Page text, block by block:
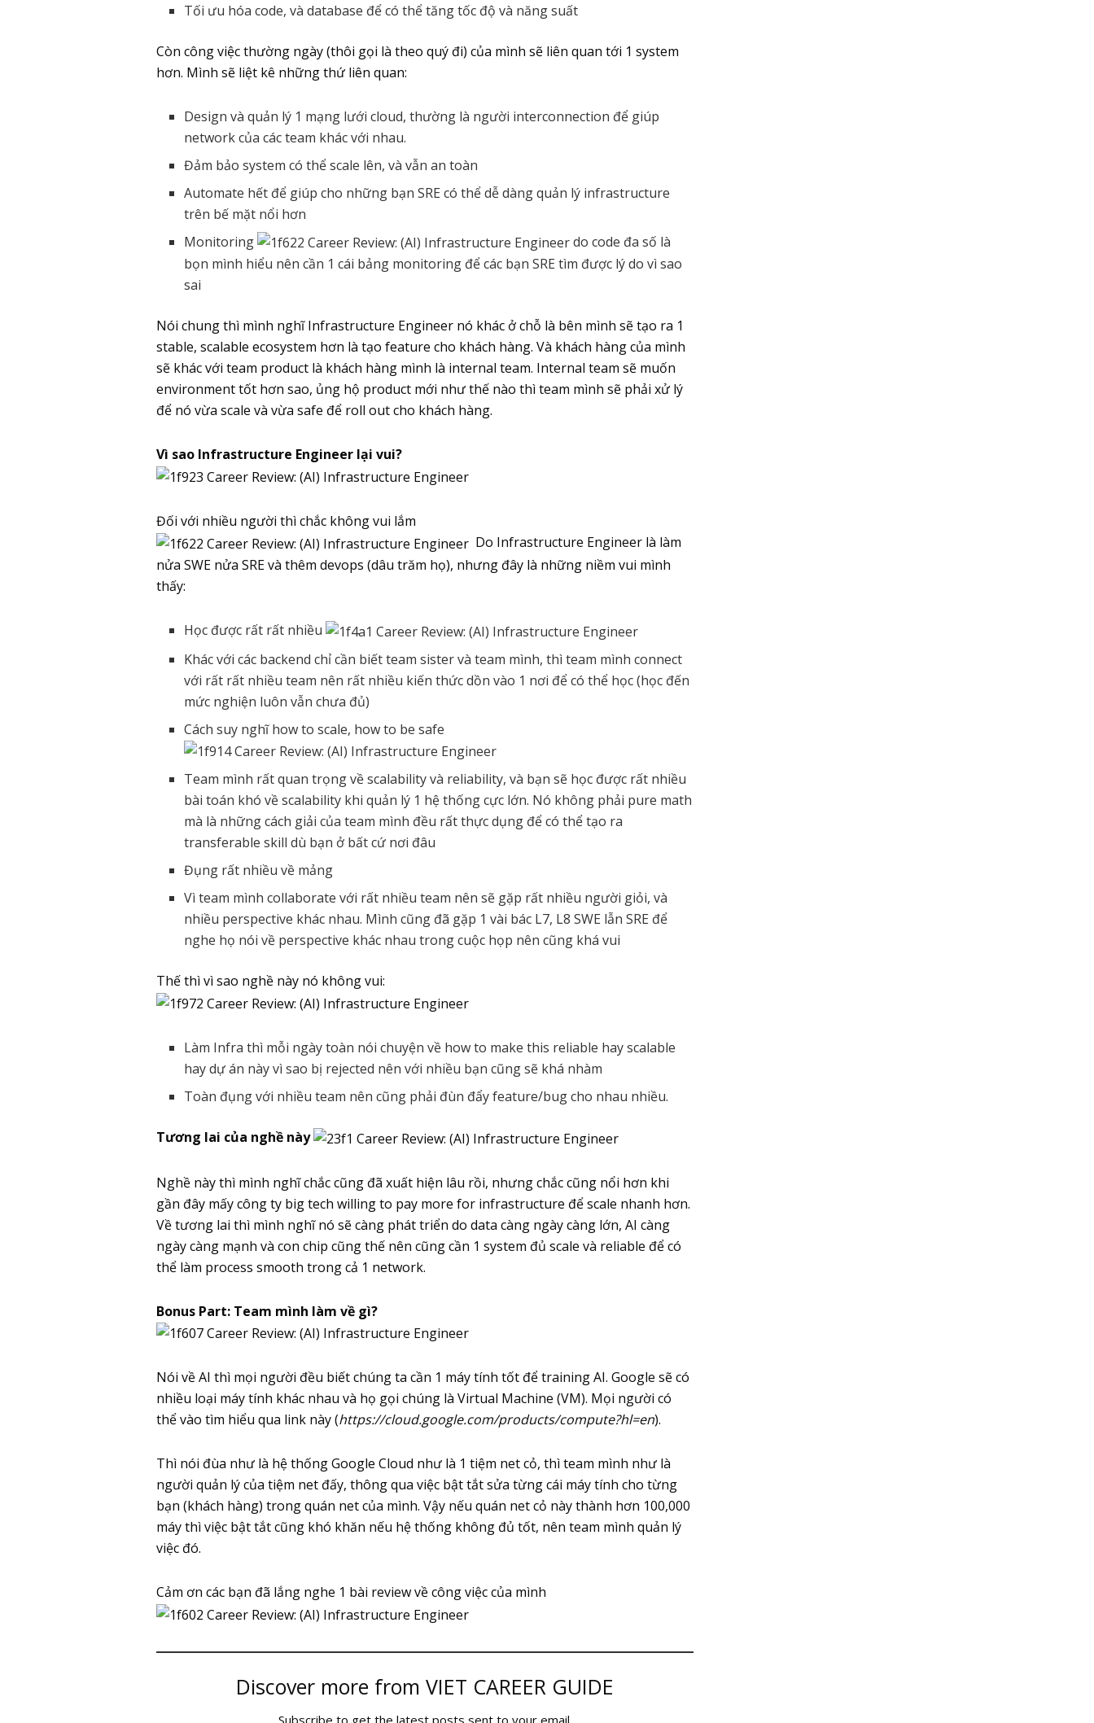
Tối ưu hóa code, và database để có thể tăng tốc độ và năng suất
Còn công việc thường ngày (thôi gọi là theo quý đi) của mình sẽ liên quan tới 1 system
hơn. Mình sẽ liệt kê những thứ liên quan:
Design và quản lý 1 mạng lưới cloud, thường là người interconnection để giúp
network của các team khác với nhau.
Đảm bảo system có thể scale lên, và vẫn an toàn
Automate hết để giúp cho những bạn SRE có thể dễ dàng quản lý infrastructure
trên bế mặt nổi hơn
Monitoring
do code đa số là
bọn mình hiểu nên cần 1 cái bảng monitoring để các bạn SRE tìm được lý do vì sao
sai
Nói chung thì mình nghĩ Infrastructure Engineer nó khác ở chỗ là bên mình sẽ tạo ra 1
stable, scalable ecosystem hơn là tạo feature cho khách hàng. Và khách hàng của mình
sẽ khác với team product là khách hàng mình là internal team. Internal team sẽ muốn
environment tốt hơn sao, ủng hộ product mới như thế nào thì team mình sẽ phải xử lý
để nó vừa scale và vừa safe để roll out cho khách hàng.
Vì sao Infrastructure Engineer lại vui?
Đối với nhiều người thì chắc không vui lắm
Do Infrastructure Engineer là làm
nửa SWE nửa SRE và thêm devops (dâu trăm họ), nhưng đây là những niềm vui mình
thấy:
Học được rất rất nhiều
Khác với các backend chỉ cần biết team sister và team mình, thì team mình connect
với rất rất nhiều team nên rất nhiều kiến thức dồn vào 1 nơi để có thể học (học đến
mức nghiện luôn vẫn chưa đủ)
Cách suy nghĩ how to scale, how to be safe
Team mình rất quan trọng về scalability và reliability, và bạn sẽ học được rất nhiều
bài toán khó về scalability khi quản lý 1 hệ thống cực lớn. Nó không phải pure math
mà là những cách giải của team mình đều rất thực dụng để có thể tạo ra
transferable skill dù bạn ở bất cứ nơi đâu
Đụng rất nhiều về mảng
Vì team mình collaborate với rất nhiều team nên sẽ gặp rất nhiều người giỏi, và
nhiều perspective khác nhau. Mình cũng đã gặp 1 vài bác L7, L8 SWE lẫn SRE để
nghe họ nói về perspective khác nhau trong cuộc họp nên cũng khá vui
Thế thì vì sao nghề này nó không vui:
Làm Infra thì mỗi ngày toàn nói chuyện về how to make this reliable hay scalable
hay dự án này vì sao bị rejected nên với nhiều bạn cũng sẽ khá nhàm
Toàn đụng với nhiều team nên cũng phải đùn đẩy feature/bug cho nhau nhiều.
Tương lai của nghề này
Nghề này thì mình nghĩ chắc cũng đã xuất hiện lâu rồi, nhưng chắc cũng nổi hơn khi
gần đây mấy công ty big tech willing to pay more for infrastructure để scale nhanh hơn.
Về tương lai thì mình nghĩ nó sẽ càng phát triển do data càng ngày càng lớn, AI càng
ngày càng mạnh và con chip cũng thế nên cũng cần 1 system đủ scale và reliable để có
thể làm process smooth trong cả 1 network.
Bonus Part: Team mình làm về gì?
Nói về AI thì mọi người đều biết chúng ta cần 1 máy tính tốt để training AI. Google sẽ có
nhiều loại máy tính khác nhau và họ gọi chúng là Virtual Machine (VM). Mọi người có
thể vào tìm hiểu qua link này (https://cloud.google.com/products/compute?hl=en).
Thì nói đùa như là hệ thống Google Cloud như là 1 tiệm net cỏ, thì team mình như là
người quản lý của tiệm net đấy, thông qua việc bật tắt sửa từng cái máy tính cho từng
bạn (khách hàng) trong quán net của mình. Vậy nếu quán net cỏ này thành hơn 100,000
máy thì việc bật tắt cũng khó khăn nếu hệ thống không đủ tốt, nên team mình quản lý
việc đó.
Cảm ơn các bạn đã lắng nghe 1 bài review về công việc của mình
Discover more from VIET CAREER GUIDE